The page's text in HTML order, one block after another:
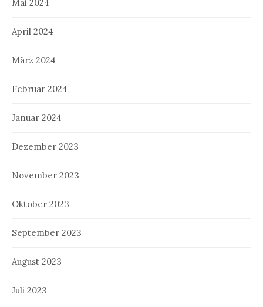
Mai 2024
April 2024
März 2024
Februar 2024
Januar 2024
Dezember 2023
November 2023
Oktober 2023
September 2023
August 2023
Juli 2023